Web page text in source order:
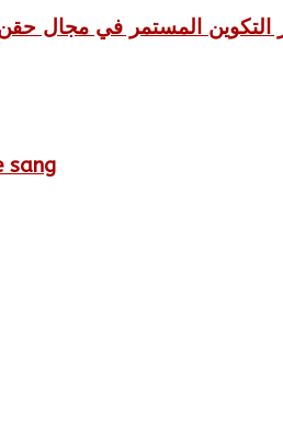
المستمر في مجال حقن
sang